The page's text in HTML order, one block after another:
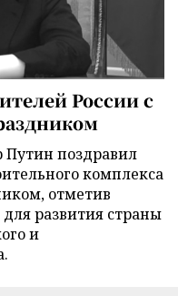
России с
поздравил
комплекса
отметив
развития страны
и